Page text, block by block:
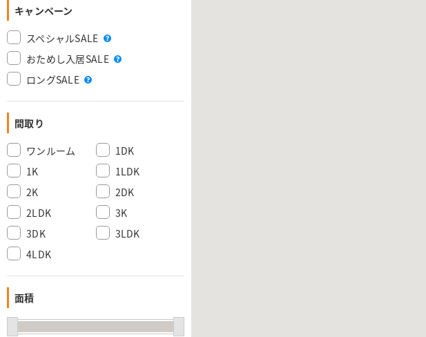
キャンペーン
スペシャルSALE
おためし入居SALE
ロングSALE
間取り
ワンルーム
1DK
1K
1LDK
2K
2DK
2LDK
3K
3DK
3LDK
4LDK
面積